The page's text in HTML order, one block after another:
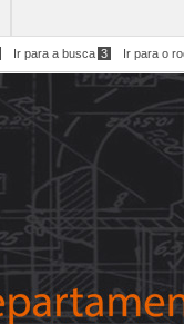
Ir para a busca 3 Ir para o